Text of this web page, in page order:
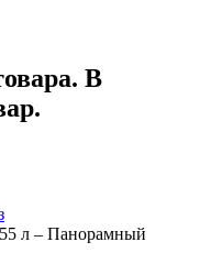
В
55 л – Панорамный